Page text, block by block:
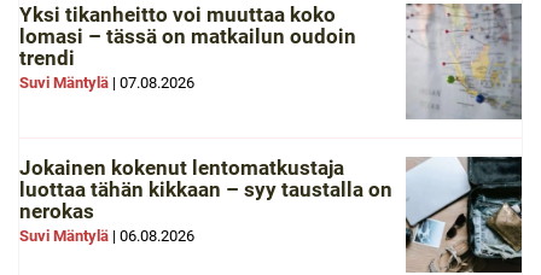
Yksi tikanheitto voi muuttaa koko
lomasi – tässä on matkailun oudoin
trendi
Suvi Mäntylä | 07.08.2026
Jokainen kokenut lentomatkustaja
luottaa tähän kikkaan – syy taustalla on
nerokas
Suvi Mäntylä | 06.08.2026